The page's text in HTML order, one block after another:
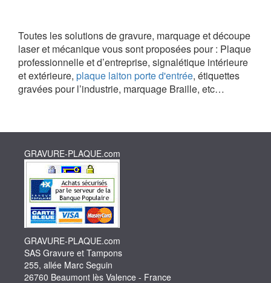
Toutes les solutions de gravure, marquage et découpe
laser et mécanique vous sont proposées pour : Plaque
professionnelle et d’entreprise, signalétique intérieure
et extérieure, plaque laiton porte d'entrée, étiquettes
gravées pour l’industrie, marquage Braille, etc…
GRAVURE-PLAQUE.com
GRAVURE-PLAQUE.com
SAS Gravure et Tampons
255, allée Marc Seguin
26760 Beaumont lès Valence - France